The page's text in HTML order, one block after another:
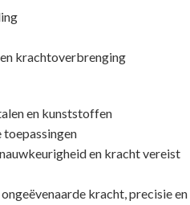
krachtoverbrenging
en kunststoffen
en kracht vereist
kracht, precisie en